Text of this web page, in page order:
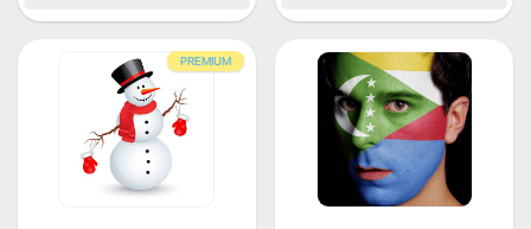
PREMIUM